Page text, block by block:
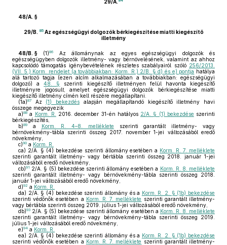
29/A.
48/A. §
29/B. 85Az egészségügyi dolgozók bérkiegészítése miatti kiegészítő
illetmény
48/B. § (1)86
Az állománynak az egyes egészségügyi dolgozók és
egészségügyben dolgozók illetmény- vagy bérnövelésének, valamint az ahhoz
kapcsolódó támogatás igénybevételének részletes szabályairól szóló 256/2013.
(VII. 5.) Korm. rendelet (a továbbiakban: Korm. R.) 2/B. § d) és e) pontja hatálya
alá tartozó tagja (ezen alcím alkalmazásában a továbbiakban: egészségügyi
dolgozó) a48. §
szerinti kiegészítő illetményen felül havonta kiegészítő
illetményre jogosult, amelyet egészségügyi dolgozók bérkiegészítése miatti
kiegészítő illetmény címén kell részére megállapítani.
(1a)87 Az (1) bekezdésalapján megállapítandó kiegészítő illetmény havi
összege megegyezik
a)88 a Korm. R. 2016. december 31-én hatályos 2/A. § (1) bekezdése szerinti
bérkiegészítés,
b)89 a Korm. R. 4–8. melléklete szerinti garantált illetmény- vagy
bérnövekmény-tábla szerinti összeg 2017. november 1-jei változásából eredő
növekmény,
c)90 a Korm. R.
ca) 2/A. § (4) bekezdése szerinti állomány esetében a Korm. R. 7. melléklete
szerinti garantált illetmény- vagy bértábla szerinti összeg 2018. január 1-jei
változásából eredő növekmény,
cb)91 2/A. § (5) bekezdése szerinti állomány esetében a Korm. R. 8. melléklete
szerinti garantált illetmény- vagy bérnövekmény-tábla szerinti összeg 2018.
január 1-jei változásából eredő növekmény,
d)92 a Korm. R.
da) 2/A. § (4) bekezdése szerinti állomány és a Korm. R. 2. § (1b) bekezdése
szerinti védőnők esetében a Korm. R. 7. melléklete szerinti garantált illetmény-
vagy bértábla szerinti összeg 2019. július 1-jei változásából eredő növekmény,
db)93 2/A. § (5) bekezdése szerinti állomány esetében a Korm. R. 8. melléklete
szerinti garantált illetmény- vagy bérnövekmény-tábla szerinti összeg 2019.
július 1-jei változásából eredő növekmény,
e)94 a Korm. R.
ea) 2/A. § (4) bekezdése szerinti állomány és a Korm. R. 2. § (1b) bekezdése
szerinti védőnők esetében a Korm. R. 7. melléklete szerinti garantált illetmény-